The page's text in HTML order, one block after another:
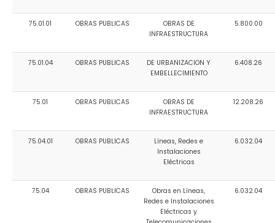
75.01.01 OBRAS PUBLICAS
OBRAS DE
INFRAESTRUCTURA
5.800.00
75.01.04 OBRAS PUBLICAS
DE URBANIZACION Y
EMBELLECIMIENTO
6.408.26
75.01 OBRAS PUBLICAS
OBRAS DE
INFRAESTRUCTURA
12.208.26
75.04.01 OBRAS PUBLICAS
Líneas, Redes e
Instalaciones
Eléctricas
6.032.04
75.04 OBRAS PUBLICAS
Obras en Líneas,
Redes e Instalaciones
Eléctricas y
6.032.04